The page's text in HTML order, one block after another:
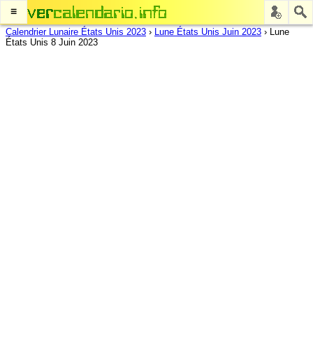
≡
Calendrier Lunaire États Unis 2023 › Lune États Unis Juin 2023 › Lune
États Unis 8 Juin 2023